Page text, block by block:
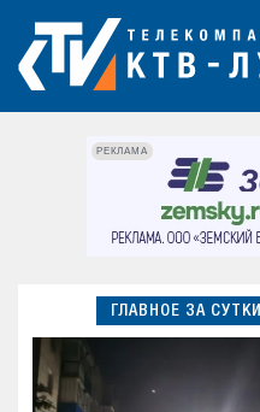
РЕКЛАМА
ГЛАВНОЕ ЗА СУТКИ